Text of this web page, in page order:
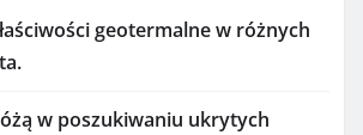
geotermalne w różnych
w poszukiwaniu ukrytych